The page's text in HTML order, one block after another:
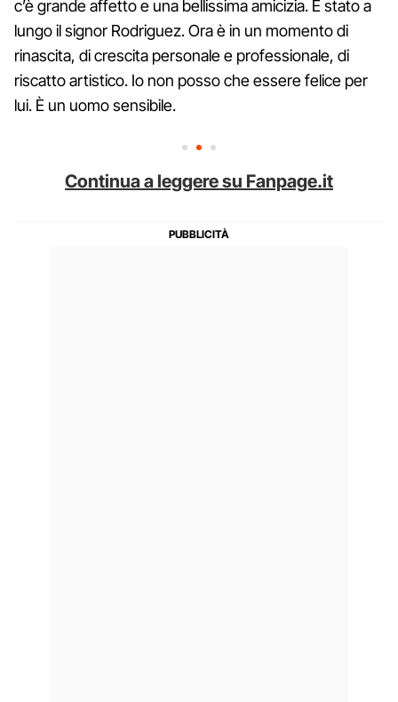
c’è grande affetto e una bellissima amicizia. È stato a
lungo il signor Rodriguez. Ora è in un momento di
rinascita, di crescita personale e professionale, di
riscatto artistico. Io non posso che essere felice per
lui. È un uomo sensibile.
Continua a leggere su Fanpage.it